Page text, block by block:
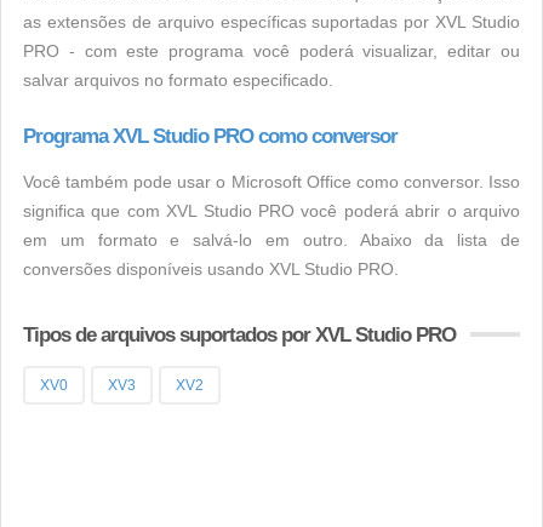
as extensões de arquivo específicas suportadas por XVL Studio
PRO - com este programa você poderá visualizar, editar ou
salvar arquivos no formato especificado.
Programa XVL Studio PRO como conversor
Você também pode usar o Microsoft Office como conversor. Isso
significa que com XVL Studio PRO você poderá abrir o arquivo
em um formato e salvá-lo em outro. Abaixo da lista de
conversões disponíveis usando XVL Studio PRO.
Tipos de arquivos suportados por XVL Studio PRO
XV0 XV3 XV2